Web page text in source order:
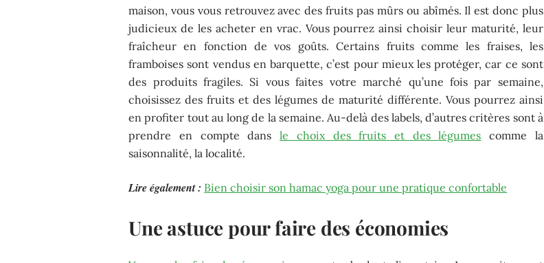
maison, vous vous retrouvez avec des fruits pas mûrs ou abîmés. Il est donc plus
judicieux de les acheter en vrac. Vous pourrez ainsi choisir leur maturité, leur
fraîcheur en fonction de vos goûts. Certains fruits comme les fraises, les
framboises sont vendus en barquette, c’est pour mieux les protéger, car ce sont
des produits fragiles. Si vous faites votre marché qu’une fois par semaine,
choisissez des fruits et des légumes de maturité différente. Vous pourrez ainsi
en profiter tout au long de la semaine. Au-delà des labels, d’autres critères sont à
prendre en compte dansle choix des fruits et des légumes comme la
saisonnalité, la localité.
Lire également : Bien choisir son hamac yoga pour une pratique confortable
Une astuce pour faire des économies